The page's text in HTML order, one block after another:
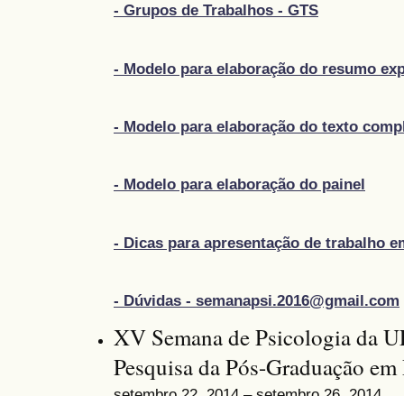
- Grupos de Trabalhos - GTS
- Modelo para elaboração do resumo
- Modelo para elaboração do texto
- Modelo para elaboração do painel
- Dicas para apresentação de trabalho
- Dúvidas - semanapsi.2016@gmail.com
XV Semana de Psicologia da
Pesquisa da Pós-Graduação